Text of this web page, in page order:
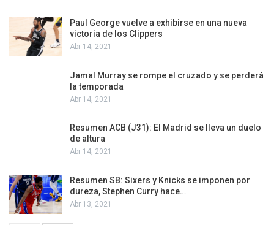
Paul George vuelve a exhibirse en una nueva
victoria de los Clippers
Abr 14, 2021
Jamal Murray se rompe el cruzado y se perderá
la temporada
Abr 14, 2021
Resumen ACB (J31): El Madrid se lleva un duelo
de altura
Abr 14, 2021
Resumen SB: Sixers y Knicks se imponen por
dureza, Stephen Curry hace…
Abr 13, 2021